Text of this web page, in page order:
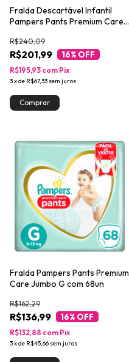
Fralda Descartável Infantil
Pampers Pants Premium Care
Mais Pague Menos
R$201,99
R$240,09
16% OFF
3xde R$67,33 sem juros
R$195,93 com Pix
Fralda Pampers Pants Premium
Care Jumbo G com 68un
R$136,99
R$162,29
16% OFF
3xde R$45,66 sem juros
R$132,88 com Pix